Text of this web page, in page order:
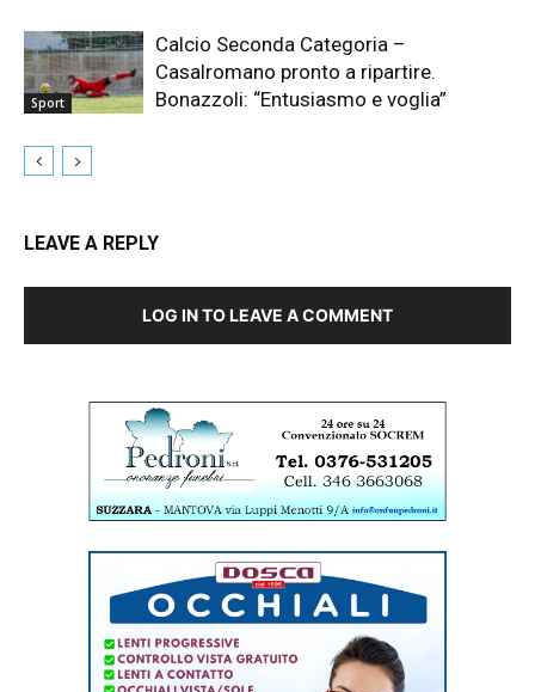
Sport
Calcio Seconda Categoria –
Casalromano pronto a ripartire.
Bonazzoli: “Entusiasmo e voglia”
LEAVE A REPLY
LOG IN TO LEAVE A COMMENT